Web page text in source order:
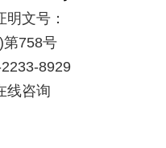
文号：
第758号
8929
线咨询